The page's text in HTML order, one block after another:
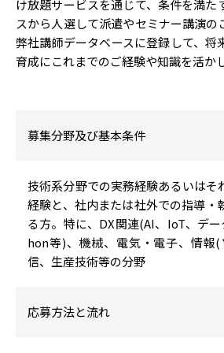
け放題サービスを通じて、条件を満た
スから人選して派遣やセミナー講演の
弊社講師データベースに登録して、将
育成にこれまでのご経験や知識を活か
募集分野及び基本条件
技術系分野での実務経験あるいはそ
経験と、社内または社外での指導・
る方。特に、DX関連(AI、IoT、デ
hon等)、機械、電気・電子、情報
信、生産技術等の分野
応募方法と流れ